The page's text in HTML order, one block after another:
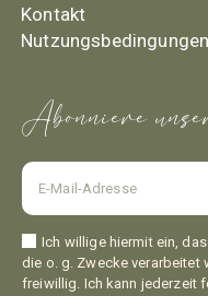
Kontakt
Nutzungsbedingungen
Abonniere
Ich willige hiermit ein,
die o. g. Zwecke verarbeitet
freiwillig. Ich kann jederzeit